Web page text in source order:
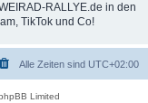
RALLYE.de in den
TikTok und Co!
Alle Zeiten sind UTC+02:00
Limited